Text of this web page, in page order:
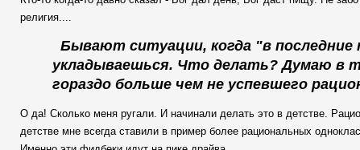
религия....
Бывают ситуации, когда "в
укладываешься. Что делать? Думаю в
гораздо больше чем не успевшего
О да! Сколько меня ругали. И начинали делать это в детстве.
детстве мне всегда ставили в пример более рациональных